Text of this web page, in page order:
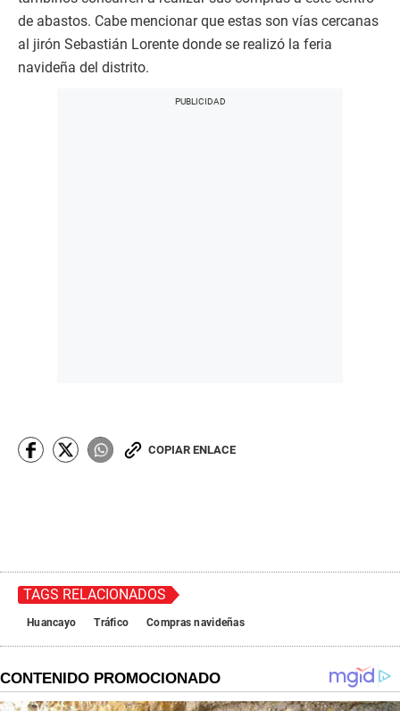
de abastos. Cabe mencionar que estas son vías cercanas
al jirón Sebastián Lorente donde se realizó la feria
navideña del distrito.
COPIAR ENLACE
TAGS RELACIONADOS
Huancayo Tráfico Compras navideñas